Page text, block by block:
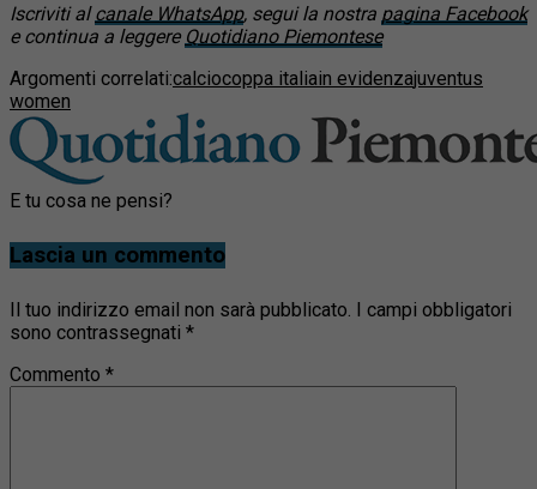
Iscriviti alcanale WhatsApp, segui la nostra pagina Facebook
e continua a leggere Quotidiano Piemontese
Argomenti correlati:calciocoppa italiain evidenzajuventus
women
E tu cosa ne pensi?
Lascia un commento
Il tuo indirizzo email non sarà pubblicato. I campi obbligatori
sono contrassegnati *
Commento *